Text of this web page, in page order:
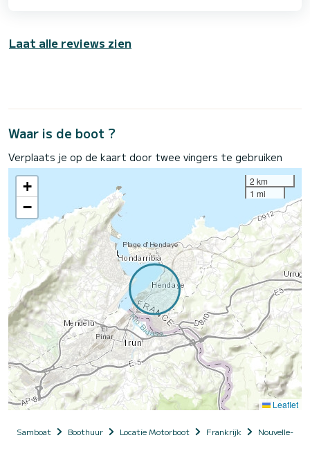
Laat alle reviews zien
Waar is de boot ?
Verplaats je op de kaart door twee vingers te gebruiken
+
−
2 km
1 mi
Leaflet
Samboat Boothuur Locatie Motorboot Frankrijk Nouvelle-